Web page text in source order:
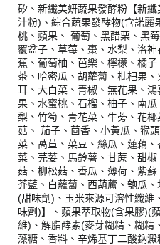
矽、新纖美妍蔬果發酵粉【新
汁粉)、綜合蔬果發酵物(含諾麗
桃、蘋果、 葡萄、黑醋栗、黑
覆盆子、草莓、棗、水梨、洛
蕉、葡萄柚、芭樂、檸檬、橘
茶、哈密瓜、胡蘿蔔、枇杷果
耳、大白菜、青椒、無花果、
果、水蜜桃、石榴、柚子、南
梨、竹筍、青花菜、牛蒡、花
菇、 茄子、茴香、小黃瓜、猴
菜、萵苣、菜豆、絲瓜、蓮藕
菜、芫荽、馬鈴薯、甘蔗、甜
菇、柳松菇、香瓜、薄荷、紫
芥藍、白蘿蔔、西葫蘆、匏瓜
(甜味劑)、玉米來源可溶性纖維
味劑)】、蘋果萃取物(含果膠)(
維)、解脂酵素(麥芽糊精、糊精
藻糖、香料、辛烯基丁二酸鈉澱